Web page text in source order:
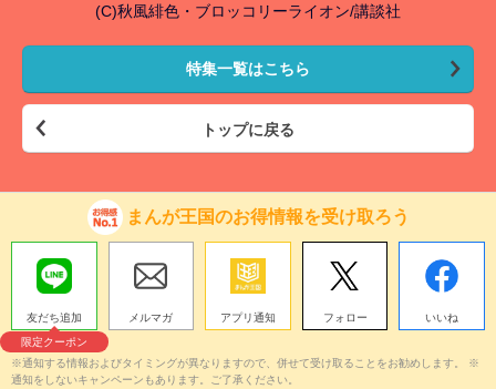
(C)秋風緋色・ブロッコリーライオン/講談社
特集一覧はこちら
トップに戻る
まんが王国のお得情報を受け取ろう
友だち追加
限定クーポン
メルマガ アプリ通知 フォロー いいね
※通知する情報およびタイミングが異なりますので、併せて受け取ることをお勧めします。 ※
通知をしないキャンペーンもあります。ご了承ください。